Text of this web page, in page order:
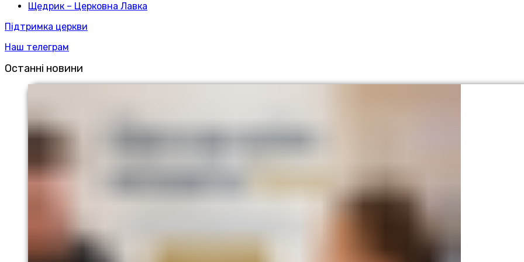
Щедрик – Церковна Лавка
Підтримка церкви
Наш телеграм
Останні новини